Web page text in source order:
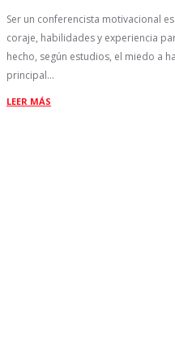
Ser un conferencista motivacional
coraje, habilidades y experiencia
hecho, según estudios, el miedo a
principal…
LEER MÁS